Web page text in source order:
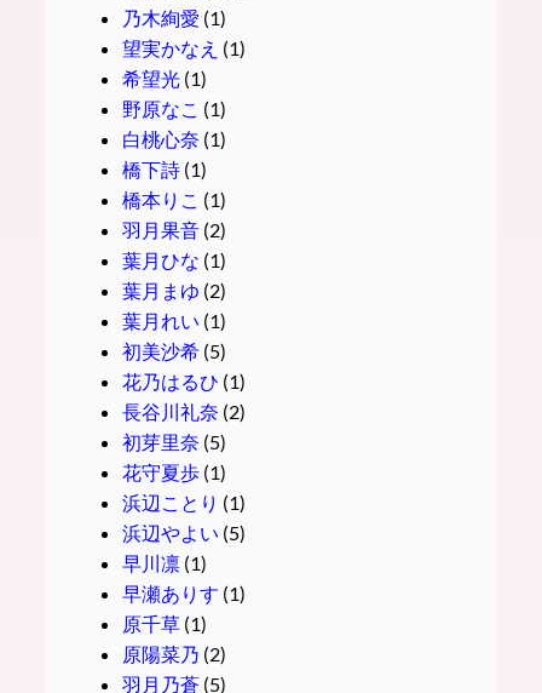
乃木絢愛 (1)
望実かなえ (1)
希望光(1)
野原なこ (1)
白桃心奈 (1)
橋下詩(1)
橋本りこ (1)
羽月果音(2)
葉月ひな (1)
葉月まゆ (2)
葉月れい (1)
初美沙希(5)
花乃はるひ (1)
長谷川礼奈 (2)
初芽里奈 (5)
花守夏歩(1)
浜辺ことり (1)
浜辺やよい (5)
早川凛(1)
早瀬ありす (1)
原千草 (1)
原陽菜乃 (2)
羽月乃蒼(5)